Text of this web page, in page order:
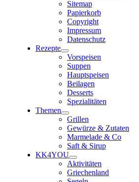
Sitemap
Papierkorb
Copyright
Impressum
Datenschutz
Rezepte
Vorspeisen
Suppen
Hauptspeisen
Beilagen
Desserts
Spezialitäten
Themen
Grillen
Gewürze & Zutaten
Marmelade & Co
Saft & Sirup
KK4YOU
Aktivitäten
Griechenland